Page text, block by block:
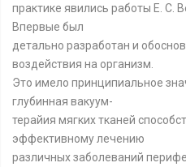
практике явились работы Е. С.
Впервые был
детально разработан и
воздействия на организм.
Это имело принципиальное
глубинная вакуум-
терайия мягких тканей
эффективному лечению
различных заболеваний